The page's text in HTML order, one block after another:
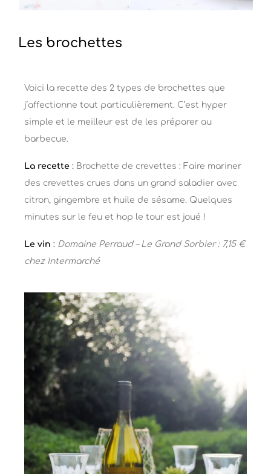
Les brochettes
Voici la recette des 2 types de brochettes que
j’affectionne tout particulièrement. C’est hyper
simple et le meilleur est de les préparer au
barbecue.
La recette : Brochette de crevettes : Faire mariner
des crevettes crues dans un grand saladier avec
citron, gingembre et huile de sésame. Quelques
minutes sur le feu et hop le tour est joué !
Le vin : Domaine Perraud – Le Grand Sorbier : 7,15 €
chez Intermarché